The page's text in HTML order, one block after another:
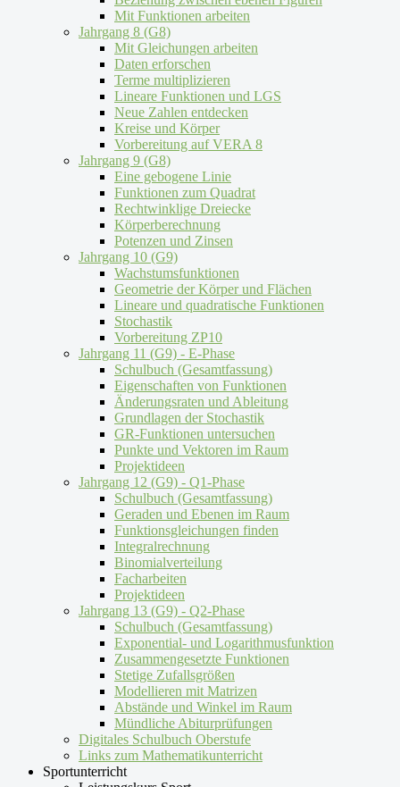
Mit Funktionen arbeiten
Jahrgang 8 (G8)
Mit Gleichungen arbeiten
Daten erforschen
Terme multiplizieren
Lineare Funktionen und LGS
Neue Zahlen entdecken
Kreise und Körper
Vorbereitung auf VERA 8
Jahrgang 9 (G8)
Eine gebogene Linie
Funktionen zum Quadrat
Rechtwinklige Dreiecke
Körperberechnung
Potenzen und Zinsen
Jahrgang 10 (G9)
Wachstumsfunktionen
Geometrie der Körper und Flächen
Lineare und quadratische Funktionen
Stochastik
Vorbereitung ZP10
Jahrgang 11 (G9) - E-Phase
Schulbuch (Gesamtfassung)
Eigenschaften von Funktionen
Änderungsraten und Ableitung
Grundlagen der Stochastik
GR-Funktionen untersuchen
Punkte und Vektoren im Raum
Projektideen
Jahrgang 12 (G9) - Q1-Phase
Schulbuch (Gesamtfassung)
Geraden und Ebenen im Raum
Funktionsgleichungen finden
Integralrechnung
Binomialverteilung
Facharbeiten
Projektideen
Jahrgang 13 (G9) - Q2-Phase
Schulbuch (Gesamtfassung)
Exponential- und Logarithmusfunktion
Zusammengesetzte Funktionen
Stetige Zufallsgrößen
Modellieren mit Matrizen
Abstände und Winkel im Raum
Mündliche Abiturprüfungen
Digitales Schulbuch Oberstufe
Links zum Mathematikunterricht
Sportunterricht